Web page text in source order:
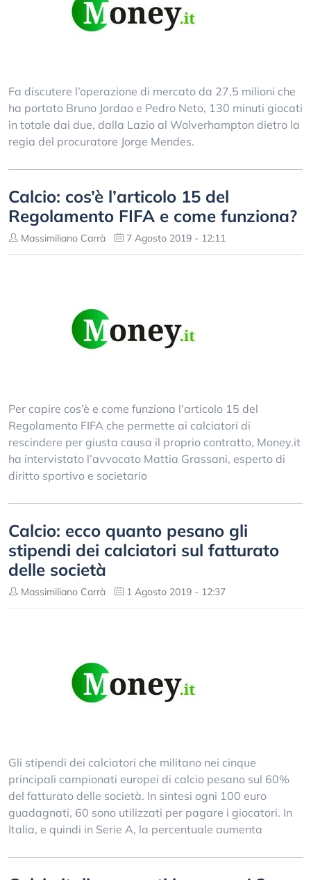
Fa discutere l’operazione di mercato da 27,5 milioni che
ha portato Bruno Jordao e Pedro Neto, 130 minuti giocati
in totale dai due, dalla Lazio al Wolverhampton dietro la
regia del procuratore Jorge Mendes.
Calcio: cos’è l’articolo 15 del
Regolamento FIFA e come funziona?
Massimiliano Carrà 7 Agosto 2019 - 12:11
Per capire cos’è e come funziona l’articolo 15 del
Regolamento FIFA che permette ai calciatori di
rescindere per giusta causa il proprio contratto, Money.it
ha intervistato l’avvocato Mattia Grassani, esperto di
diritto sportivo e societario
Calcio: ecco quanto pesano gli
stipendi dei calciatori sul fatturato
delle società
Massimiliano Carrà 1 Agosto 2019 - 12:37
Gli stipendi dei calciatori che militano nei cinque
principali campionati europei di calcio pesano sul 60%
del fatturato delle società. In sintesi ogni 100 euro
guadagnati, 60 sono utilizzati per pagare i giocatori. In
Italia, e quindi in Serie A, la percentuale aumenta